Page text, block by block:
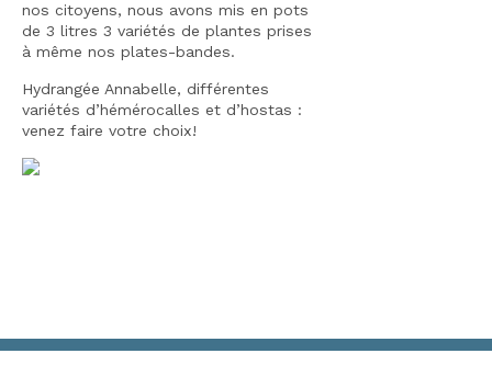
nos citoyens, nous avons mis en pots
de 3 litres 3 variétés de plantes prises
à même nos plates-bandes.
Hydrangée Annabelle, différentes
variétés d’hémérocalles et d’hostas :
venez faire votre choix!